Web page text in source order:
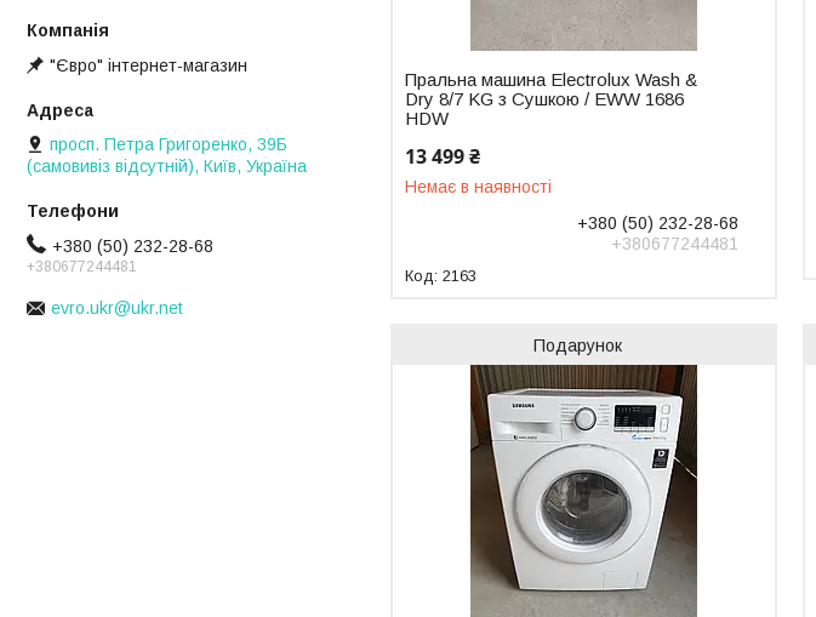
Пральна машина Electrolux Wash &
Dry 8/7 KG з Сушкою / EWW 1686
HDW
13 499 ₴
Немає в наявності
+380 (50) 232-28-68
+380677244481
2163
Подарунок
"Євро" інтернет-магазин
просп. Петра Григоренко, 39Б
(самовивіз відсутній), Київ, Україна
+380 (50) 232-28-68
+380677244481
evro.ukr@ukr.net